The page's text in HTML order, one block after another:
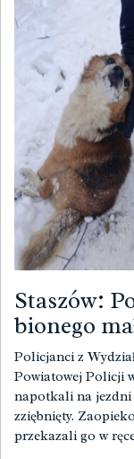
Staszów:
bionego
Policjanci z
Powiatowej Policji
napotkali na jezdni
zziębnięty.
przekazali go w